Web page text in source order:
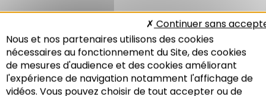
Les Notes de l'Adeus
n°254 : économie
Nous et nos partenaires utilisons des cookies
nécessaires au fonctionnement du Site, des cookies
de mesures d'audience et des cookies améliorant
l'expérience de navigation notamment l'affichage de
vidéos. Vous pouvez choisir de tout accepter ou de
Continuer sans